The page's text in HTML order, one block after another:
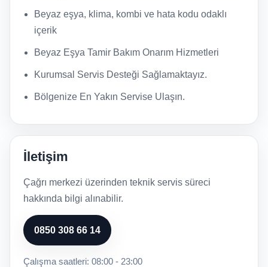
Beyaz eşya, klima, kombi ve hata kodu odaklı
içerik
Beyaz Eşya Tamir Bakım Onarım Hizmetleri
Kurumsal Servis Desteği Sağlamaktayız.
Bölgenize En Yakın Servise Ulaşın.
İletişim
Çağrı merkezi üzerinden teknik servis süreci
hakkında bilgi alınabilir.
0850 308 66 14
Çalışma saatleri: 08:00 - 23:00